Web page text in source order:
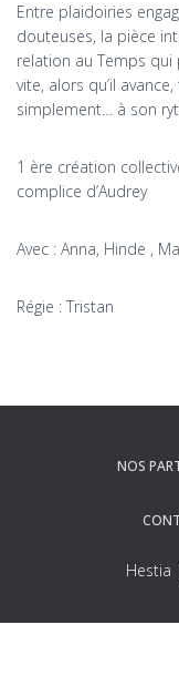
Entre plaidoiries
douteuses, la pièce
relation au Temps qui
vite, alors qu’il avance,
simplement… à son
1 ère création
complice d’Audrey
Avec : Anna, Hinde ,
Régie : Tristan
NOS
Hestia